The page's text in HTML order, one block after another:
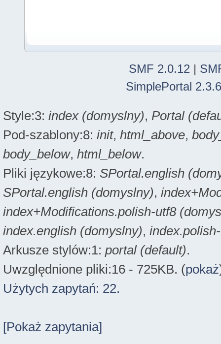
SMF 2.0.12 |
SimplePortal
Style:3: index (domyslny), Portal
Pod-szablony:8: init, html_above,
body_below, html_below.
Pliki językowe:8: SPortal.english
SPortal.english (domyslny),
index+Modifications.polish-utf8
index.english (domyslny),
Arkusze stylów:1: portal (default).
Uwzględnione pliki:16 - 725KB. (pokaż
Użytych zapytań: 22.
[Pokaż zapytania]